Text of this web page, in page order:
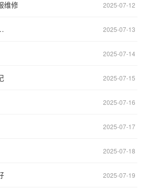
维修 2025-07-12
2025-07-13
2025-07-14
2025-07-15
2025-07-16
2025-07-17
2025-07-18
2025-07-19